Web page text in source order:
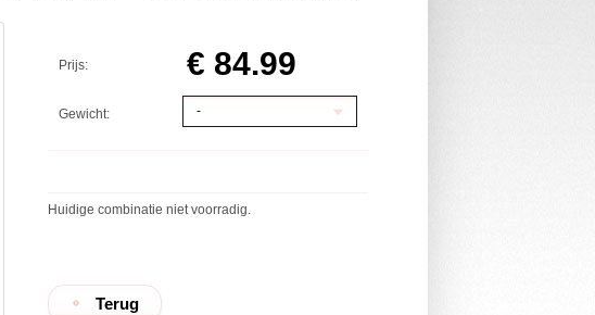
Prijs: € 84.99
Gewicht: -
Huidige combinatie niet voorradig.
Terug